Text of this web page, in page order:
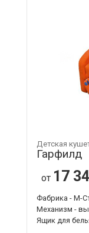
Детская
Гарфилд
от 17
Фабрика - М-
Механизм -
Ящик для